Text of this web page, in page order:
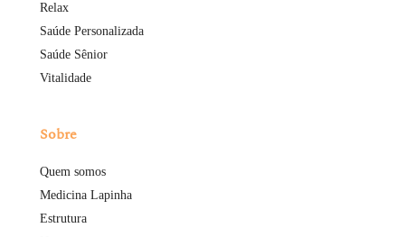
Relax
Saúde Personalizada
Saúde Sênior
Vitalidade
Sobre
Quem somos
Medicina Lapinha
Estrutura